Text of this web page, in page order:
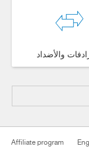
والأضداد
Affiliate program